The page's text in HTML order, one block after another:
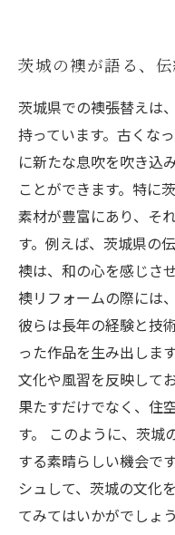
茨城の襖が語る、
茨城県での襖張替えは
持っています。古くな
に新たな息吹を吹き込
ことができます。特に
素材が豊富にあり、そ
す。例えば、茨城県の
襖は、和の心を感じさ
襖リフォームの際には
彼らは長年の経験と技
った作品を生み出しま
文化や風習を反映して
果たすだけでなく、住
す。 このように、茨城
する素晴らしい機会で
シュして、茨城の文化
てみてはいかがでしょう